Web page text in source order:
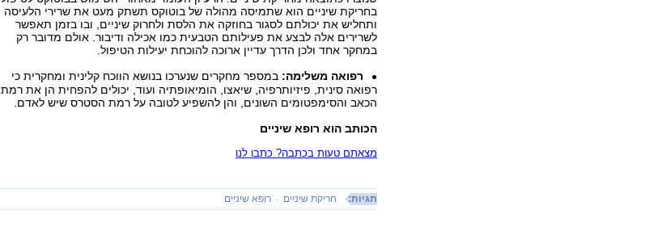
בחריקת שיניים הוא שתמיסה מהולה של בוטוקס תשתק מעט את שרירי הלעיסה
ותחליש את יכולתם לסגור בחוזקה את הלסת ולחרוק שיניים, ובו בזמן תאפשר
לשרירים אלה לבצע את פעילותם הטבעית כמו אכילה ודיבור. אולם מדובר רק
במחקר אחד ולכן הדרך עדיין ארוכה להוכחת יעילות הטיפול.
רפואה משלימה: במספר מחקרים שנערכו בנושא הווכח קלינית ומחקרית כי
רפואה סינית, פיזיותרפיה, שיאצו, הומיאופתיה ועוד, יכולים להפחית הן את רמת
הכאב והסימפטומים השונים, והן להשפיע לטובה על רמת הסטרס שיש לאדם.
הכותב הוא רופא שיניים
מצאתם טעות בכתבה? כתבו לנו
תגיות: חריקת שיניים רופא שיניים